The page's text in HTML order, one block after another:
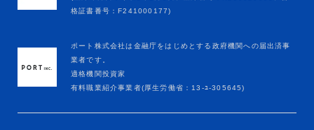
格証書番号：F241000177)
ポート株式会社は金融庁をはじめとする政府機関への届出済事
業者です。
適格機関投資家
有料職業紹介事業者(厚生労働省：13-ﾕ-305645)